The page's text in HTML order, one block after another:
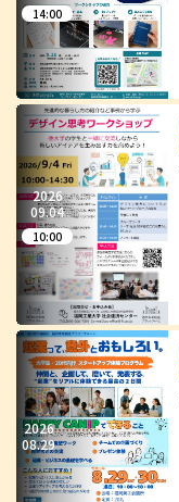
14:00
2026
09.04
10:00
2026
08.29